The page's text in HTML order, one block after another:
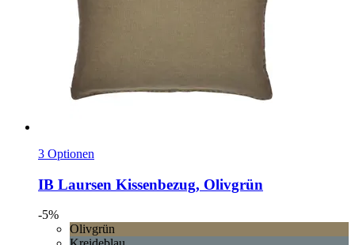
3 Optionen
IB Laursen Kissenbezug, Olivgrün
-5%
Olivgrün